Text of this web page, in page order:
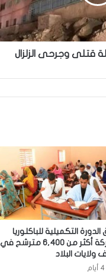
مشترك لتنظيم بيع ونقل
التراب الوطني
في تفكيك شبكة تنشط في
المخدرات والمؤثرات
بيان مجلس الوزراء
قتلى وجرحى الزلزال
الدورة التكميلية للباكلوريا
بمشاركة أكثر من 6,400 مترشح في
ولايات البلاد